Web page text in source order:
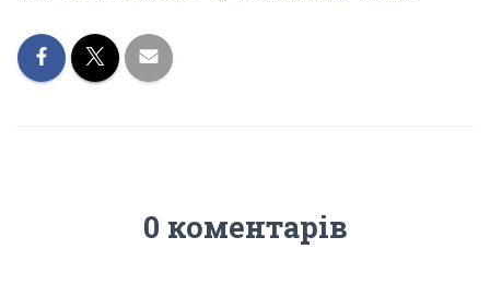
0 коментарів